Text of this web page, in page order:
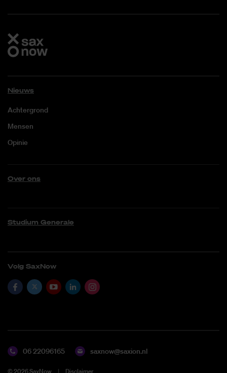
Nieuws
Achtergrond
Mensen
Opinie
Over ons
Studium Generale
Volg SaxNow
06 22096165 saxnow@saxion.nl
©2026SaxNow Disclaimer